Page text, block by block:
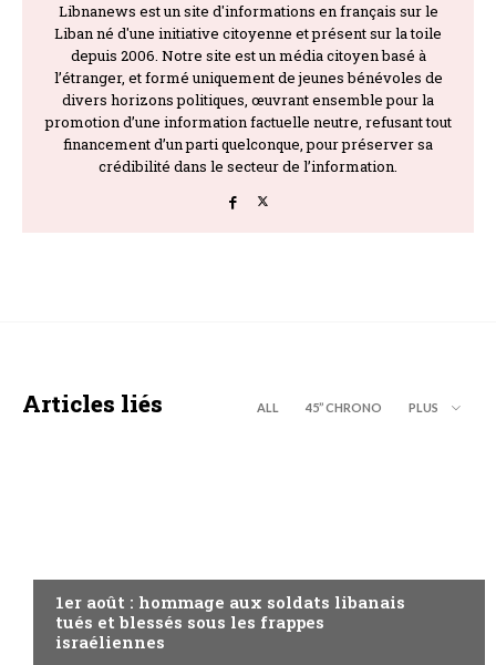
Libnanews est un site d'informations en français sur le
Liban né d'une initiative citoyenne et présent sur la toile
depuis 2006. Notre site est un média citoyen basé à
l’étranger, et formé uniquement de jeunes bénévoles de
divers horizons politiques, œuvrant ensemble pour la
promotion d’une information factuelle neutre, refusant tout
financement d’un parti quelconque, pour préserver sa
crédibilité dans le secteur de l’information.
Articles liés ALL 45’’ CHRONO PLUS
1er août : hommage aux soldats libanais
tués et blessés sous les frappes
israéliennes